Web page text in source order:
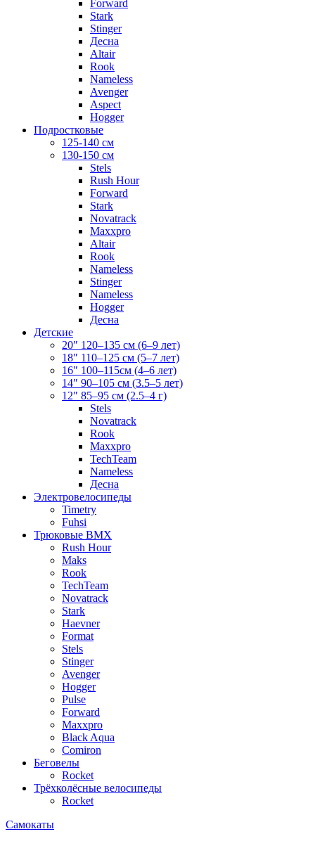
Forward
Stark
Stinger
Десна
Altair
Rook
Nameless
Avenger
Aspect
Hogger
Подростковые
125-140 см
130-150 см
Stels
Rush Hour
Forward
Stark
Novatrack
Maxxpro
Altair
Rook
Nameless
Stinger
Nameless
Hogger
Десна
Детские
20″ 120–135 см (6–9 лет)
18″ 110–125 см (5–7 лет)
16″ 100–115см (4–6 лет)
14″ 90–105 см (3.5–5 лет)
12″ 85–95 см (2.5–4 г)
Stels
Novatrack
Rook
Maxxpro
TechTeam
Nameless
Десна
Электровелосипеды
Timetry
Fuhsi
Трюковые BMX
Rush Hour
Maks
Rook
TechTeam
Novatrack
Stark
Haevner
Format
Stels
Stinger
Avenger
Hogger
Pulse
Forward
Maxxpro
Black Aqua
Comiron
Беговелы
Rocket
Трёхколёсные велосипеды
Rocket
Самокаты